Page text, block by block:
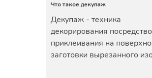
Что такое декупаж
Декупаж - техника
декорирования
приклеивания на
заготовки вырезанного